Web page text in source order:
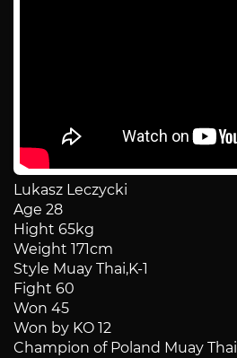
Lukasz Leczycki
Age 28
Hight 65kg
Weight 171cm
Style Muay Thai,K-1
Fight 60
Won 45
Won by KO 12
Champion of Poland Muay Thai